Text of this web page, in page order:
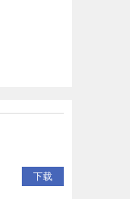
下载